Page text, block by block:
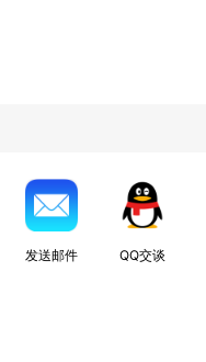
发送邮件 QQ交谈